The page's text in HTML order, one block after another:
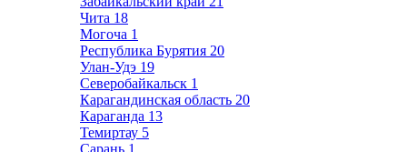
Чита 18
Могоча 1
Республика Бурятия 20
Улан-Удэ 19
Северобайкальск 1
Карагандинская область 20
Караганда 13
Темиртау 5
Сарань 1